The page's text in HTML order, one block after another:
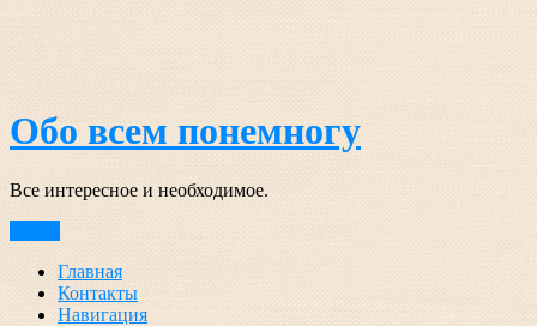
Обо всем понемногу
Все интересное и необходимое.
Главная
Контакты
Навигация